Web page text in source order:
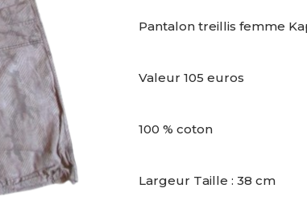
Pantalon treillis femme
Valeur 105 euros
100 % coton
Largeur Taille : 38 cm